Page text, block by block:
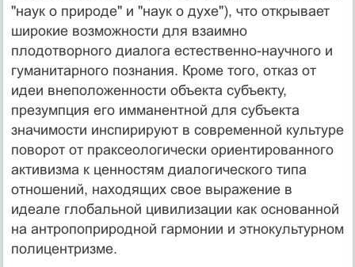
"наук о природе" и "наук о духе"), что открывает
широкие возможности для взаимно
плодотворного диа­лога естественно-научного и
гуманитарного познания. Кроме того, отказ от
идеи внеположенности объекта субъекту,
презумпция его имманентной для субъекта
значимости инспирируют в современной культуре
пово­рот от праксеологически ориентированного
активизма к ценностям диалогического типа
отношений, находящих свое выражение в
идеале глобальной цивилизации как основанной
на антропоприродной гармонии и этнокуль­турном
полицентризме.